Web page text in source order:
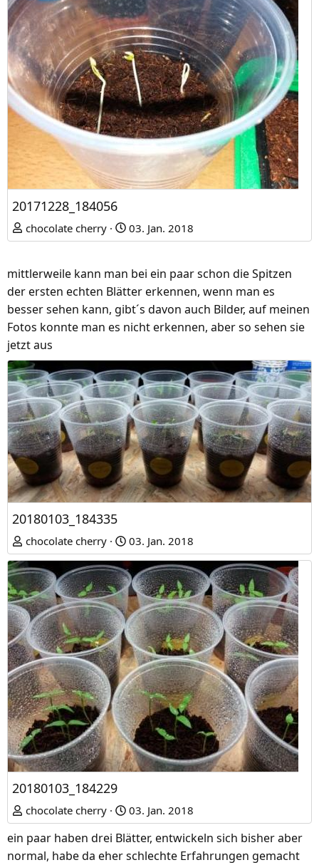
20171228_184056
chocolate cherry 03. Jan. 2018
mittlerweile kann man bei ein paar schon die Spitzen
der ersten echten Blätter erkennen, wenn man es
besser sehen kann, gibt´s davon auch Bilder, auf meinen
Fotos konnte man es nicht erkennen, aber so sehen sie
jetzt aus
20180103_184335
chocolate cherry 03. Jan. 2018
20180103_184229
chocolate cherry 03. Jan. 2018
ein paar haben drei Blätter, entwickeln sich bisher aber
normal, habe da eher schlechte Erfahrungen gemacht